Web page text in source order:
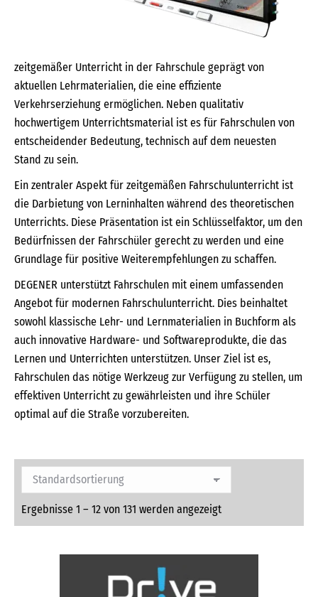
zeitgemäßer Unterricht in der Fahrschule geprägt von
aktuellen Lehrmaterialien, die eine effiziente
Verkehrserziehung ermöglichen. Neben qualitativ
hochwertigem Unterrichtsmaterial ist es für Fahrschulen von
entscheidender Bedeutung, technisch auf dem neuesten
Stand zu sein.
Ein zentraler Aspekt für zeitgemäßen Fahrschulunterricht ist
die Darbietung von Lerninhalten während des theoretischen
Unterrichts. Diese Präsentation ist ein Schlüsselfaktor, um den
Bedürfnissen der Fahrschüler gerecht zu werden und eine
Grundlage für positive Weiterempfehlungen zu schaffen.
DEGENER unterstützt Fahrschulen mit einem umfassenden
Angebot für modernen Fahrschulunterricht. Dies beinhaltet
sowohl klassische Lehr- und Lernmaterialien in Buchform als
auch innovative Hardware- und Softwareprodukte, die das
Lernen und Unterrichten unterstützen. Unser Ziel ist es,
Fahrschulen das nötige Werkzeug zur Verfügung zu stellen, um
effektiven Unterricht zu gewährleisten und ihre Schüler
optimal auf die Straße vorzubereiten.
Ergebnisse 1 – 12 von 131 werden angezeigt